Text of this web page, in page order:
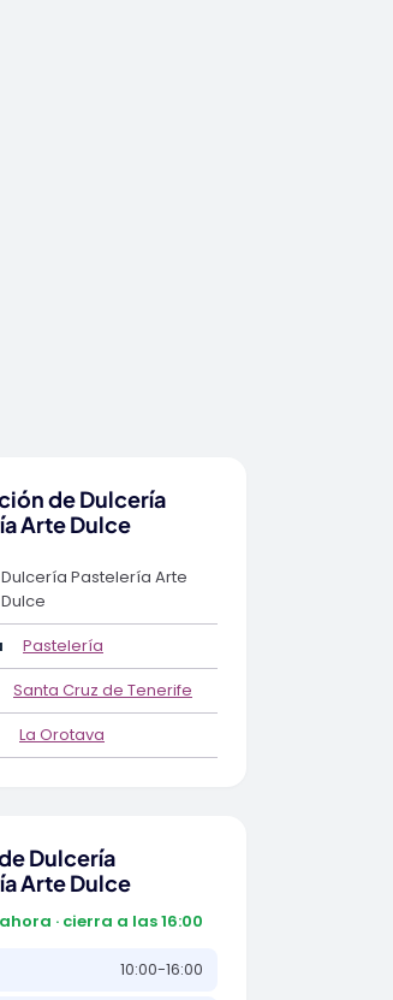
de Dulcería
Arte Dulce
Dulcería Pastelería Arte
Dulce
Pastelería
Santa Cruz de Tenerife
La Orotava
Dulcería
Arte Dulce
· cierra a las 16:00
10:00-16:00